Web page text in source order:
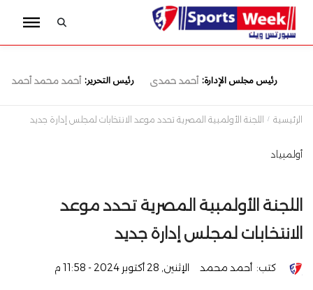
رئيس مجلس الإدارة: أحمد حمدى رئيس التحرير: أحمد محمد أحمد
الرئيسية اللجنة الأولمبية المصرية تحدد موعد الانتخابات لمجلس إدارة جديد
أولمبياد
اللجنة الأولمبية المصرية تحدد موعد
الانتخابات لمجلس إدارة جديد
كتب: أحمد محمد الإثنين, 28 أكتوبر 2024 - 11:58 م